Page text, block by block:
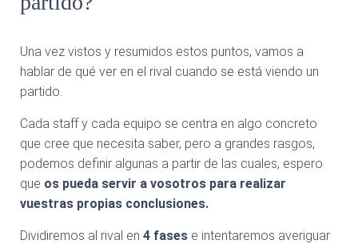
Una vez vistos y resumidos estos puntos, vamos a
hablar de qué ver en el rival cuando se está viendo un
partido.
Cada staff y cada equipo se centra en algo concreto
que cree que necesita saber, pero a grandes rasgos,
podemos definir algunas a partir de las cuales, espero
que os pueda servir a vosotros para realizar
vuestras propias conclusiones.
Dividiremos al rival en 4 fases e intentaremos averiguar